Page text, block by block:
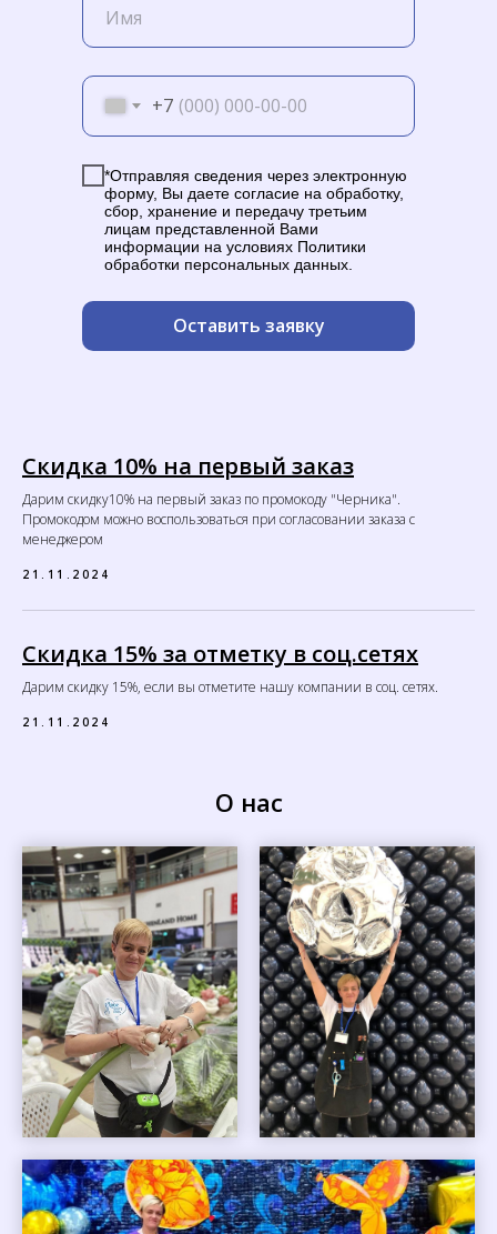
+7
*Отправляя сведения через электронную
форму, Вы даете согласие на обработку,
сбор, хранение и передачу третьим
лицам представленной Вами
информации на условиях Политики
обработки персональных данных.
Оставить заявку
Скидка 10% на первый заказ
Дарим скидку10% на первый заказ по промокоду "Черника".
Промокодом можно воспользоваться при согласовании заказа с
менеджером
21.11.2024
Скидка 15% за отметку в соц.сетях
Дарим скидку 15%, если вы отметите нашу компании в соц. сетях.
21.11.2024
О нас